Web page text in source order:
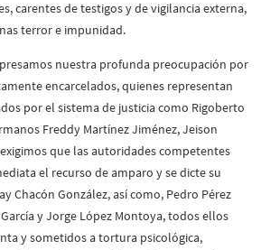
carentes de testigos y de vigilancia externa,
terror e impunidad.
nuestra profunda preocupación por
encarcelados, quienes representan
por el sistema de justicia como Rigoberto
Freddy Martínez Jiménez, Jeison
que las autoridades competentes
el recurso de amparo y se dicte su
Chacón González, así como, Pedro Pérez
y Jorge López Montoya, todos ellos
y sometidos a tortura psicológica,